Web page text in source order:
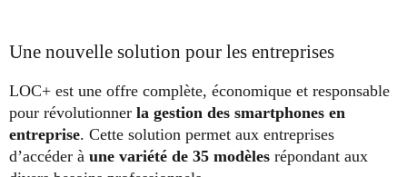
Une nouvelle solution pour les entreprises
LOC+ est une offre complète, économique et responsable
pour révolutionner la gestion des smartphones en
entreprise. Cette solution permet aux entreprises
d’accéder à une variété de 35 modèles répondant aux